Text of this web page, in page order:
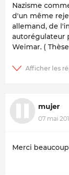
Nazisme
d'un même
allemand, de
autorégulateur
Weimar. (
mujer
07 mai
Merci